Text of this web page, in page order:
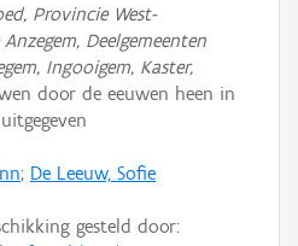
Provincie West-
Deelgemeenten
Ingooigem, Kaster,
door de eeuwen heen in
; De Leeuw, Sofie
gesteld door: